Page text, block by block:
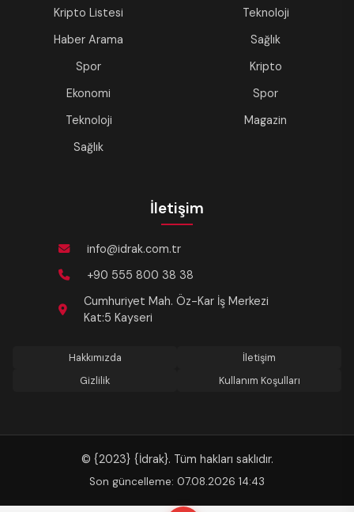
Kripto Listesi
Haber Arama
Spor
Ekonomi
Teknoloji
Sağlık
Teknoloji
Sağlık
Kripto
Spor
Magazin
İletişim
info@idrak.com.tr
+90 555 800 38 38
Cumhuriyet Mah. Öz-Kar İş Merkezi
Kat:5 Kayseri
Hakkımızda
İletişim
Gizlilik
Kullanım Koşulları
© {2023} {İdrak}. Tüm hakları saklıdır.
Son güncelleme: 07.08.2026 14:43